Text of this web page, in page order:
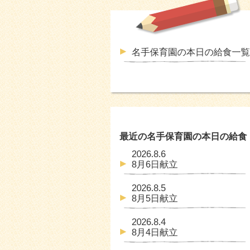
名手保育園の本日の給食一覧
最近の名手保育園の本日の給食
2026.8.6
8月6日献立
2026.8.5
8月5日献立
2026.8.4
8月4日献立